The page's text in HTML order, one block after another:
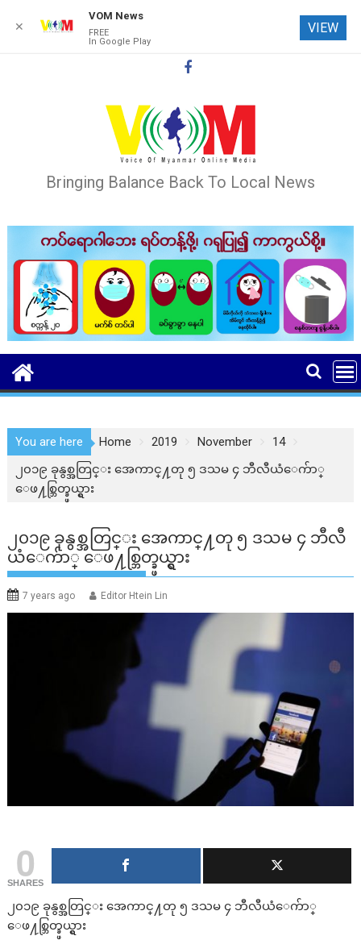
Bringing Balance Back To Local News
You are here Home 2019 November
14
၂၀၁၉ ခုနွစ္အတြင္း အေကာင္႔တု ၅ ဒသမ ၄ ဘီလီယံေက်ာ္
ေဖ႔စ္ဘြတ္ခ္ဖယ္ရွား
၂၀၁၉ ခုနွစ္အတြင္း အေကာင္႔တု ၅ ဒသမ ၄ ဘီလီ
ယံေက်ာ္ ေဖ႔စ္ဘြတ္ခ္ဖယ္ရွား
7 years ago Editor Htein Lin
0
SHARES
၂၀၁၉ ခုနွစ္အတြင္း အေကာင္႔တု ၅ ဒသမ ၄ ဘီလီယံေက်ာ္
ေဖ႔စ္ဘြတ္ခ္ဖယ္ရွား
✕
VOM News
FREE
In Google Play
VIEW